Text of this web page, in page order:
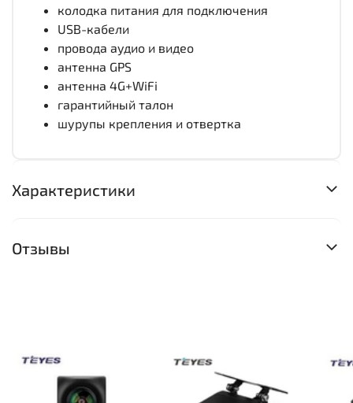
колодка питания для подключения
USB-кабели
провода аудио и видео
антенна GPS
антенна 4G+WiFi
гарантийный талон
шурупы крепления и отвертка
Характеристики
Отзывы